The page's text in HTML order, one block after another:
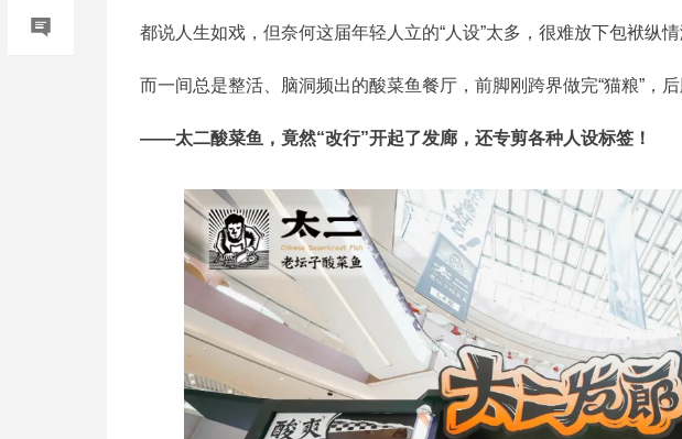
都说人生如戏，但奈何这届年轻人立的“人设”太多，很难放下包袱纵情
而一间总是整活、脑洞频出的酸菜鱼餐厅，前脚刚跨界做完“猫粮”，后
——太二酸菜鱼，竟然“改行”开起了发廊，还专剪各种人设标签！